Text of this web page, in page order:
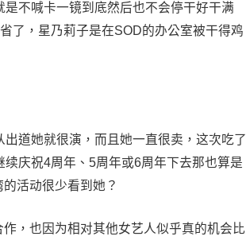
不喊卡一镜到底然后也不会停干好干满
了，星乃莉子是在SOD的办公室被干得鸡
道她就很演，而且她一直很卖，这次吃了
庆祝4周年、5周年或6周年下去那也算是
活动很少看到她？
，也因为相对其他女艺人似乎真的机会比